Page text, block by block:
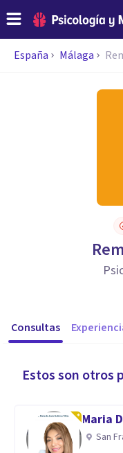
España Málaga
Consultas
Estos son otros
Maria
San